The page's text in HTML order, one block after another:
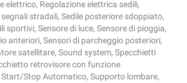
elettrico, Regolazione elettrica sedili,
stradali, Sedile posteriore sdoppiato,
sportivi, Sensore di luce, Sensore di pioggia,
anteriori, Sensori di parcheggio posteriori,
satellitare, Sound system, Specchietti
retrovisore con funzione
Stop Automatico, Supporto lombare,